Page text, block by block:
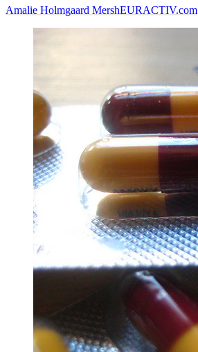
Amalie Holmgaard MershEURACTIV.com